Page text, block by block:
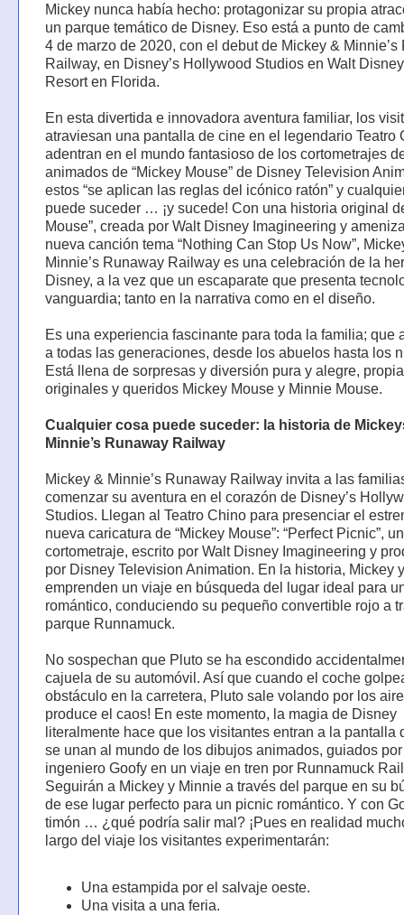
Mickey nunca había hecho: protagonizar su propia
un parque temático de Disney. Eso está a punto de
4 de marzo de 2020, con el debut de Mickey & Minnie’s
Railway, en Disney’s Hollywood Studios en Walt
Resort en Florida.
En esta divertida e innovadora aventura familiar, los
atraviesan una pantalla de cine en el legendario Teatro
adentran en el mundo fantasioso de los cortometrajes
animados de “Mickey Mouse” de Disney Television
estos “se aplican las reglas del icónico ratón” y
puede suceder … ¡y sucede! Con una historia original
Mouse”, creada por Walt Disney Imagineering y
nueva canción tema “Nothing Can Stop Us Now”,
Minnie’s Runaway Railway es una celebración de la
Disney, a la vez que un escaparate que presenta
vanguardia; tanto en la narrativa como en el diseño.
Es una experiencia fascinante para toda la familia; que
a todas las generaciones, desde los abuelos hasta los
Está llena de sorpresas y diversión pura y alegre,
originales y queridos Mickey Mouse y Minnie Mouse.
Cualquier cosa puede suceder: la historia de
Minnie’s Runaway Railway
Mickey & Minnie’s Runaway Railway invita a las
comenzar su aventura en el corazón de Disney’s
Studios. Llegan al Teatro Chino para presenciar el
nueva caricatura de “Mickey Mouse”: “Perfect Picnic”,
cortometraje, escrito por Walt Disney Imagineering y
por Disney Television Animation. En la historia, Mickey
emprenden un viaje en búsqueda del lugar ideal para
romántico, conduciendo su pequeño convertible rojo a
parque Runnamuck.
No sospechan que Pluto se ha escondido
cajuela de su automóvil. Así que cuando el coche
obstáculo en la carretera, Pluto sale volando por los
produce el caos! En este momento, la magia de Disney
literalmente hace que los visitantes entran a la pantalla
se unan al mundo de los dibujos animados, guiados
ingeniero Goofy en un viaje en tren por Runnamuck
Seguirán a Mickey y Minnie a través del parque en su
de ese lugar perfecto para un picnic romántico. Y con
timón … ¿qué podría salir mal? ¡Pues en realidad
largo del viaje los visitantes experimentarán:
Una estampida por el salvaje oeste.
Una visita a una feria.